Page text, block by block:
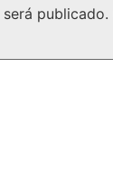
publicado.